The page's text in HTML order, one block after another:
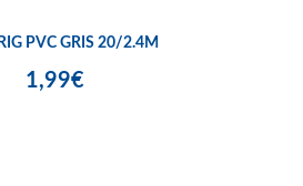
PVC GRIS 20/2.4M
1,99€